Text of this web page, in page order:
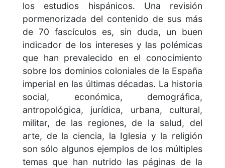
los estudios hispánicos. Una revisión
pormenorizada del contenido de sus más
de 70 fascículos es, sin duda, un buen
indicador de los intereses y las polémicas
que han prevalecido en el conocimiento
sobre los dominios coloniales de la España
imperial en las últimas décadas. La historia
social, económica, demográfica,
antropológica, jurídica, urbana, cultural,
militar, de las regiones, de la salud, del
arte, de la ciencia, la Iglesia y la religión
son sólo algunos ejemplos de los múltiples
temas que han nutrido las páginas de la